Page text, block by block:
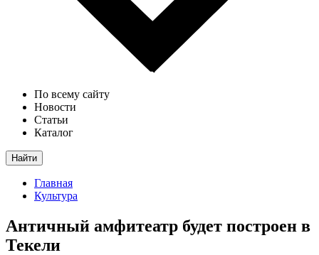
По всему сайту
Новости
Статьи
Каталог
Найти
Главная
Культура
Античный амфитеатр будет построен в
Текели